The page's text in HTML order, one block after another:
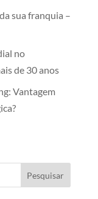
sua franquia –
no
de 30 anos
Vantagem
Pesquisar